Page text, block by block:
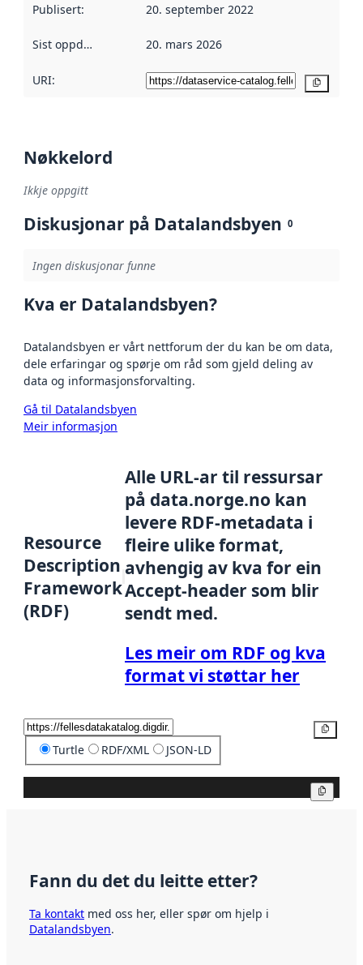
Publisert: 20. september 2022
Sist oppdatert 20. mars 2026
URI:
Nøkkelord
Ikkje oppgitt
Diskusjonar på Datalandsbyen 0
Ingen diskusjonar funne
Kva er Datalandsbyen?
Datalandsbyen er vårt nettforum der du kan be om data,
dele erfaringar og spørje om råd som gjeld deling av
data og informasjonsforvalting.
Gå til Datalandsbyen
Meir informasjon
Resource
Description
Framework
(RDF)
Alle URL-ar til ressursar
på data.norge.no kan
levere RDF-metadata i
fleire ulike format,
avhengig av kva for ein
Accept-header som blir
sendt med.
Les meir om RDF og kva
format vi støttar her
Turtle RDF/XML JSON-LD
Fann du det du leitte etter?
Ta kontakt med oss her, eller spør om hjelp i
Datalandsbyen.